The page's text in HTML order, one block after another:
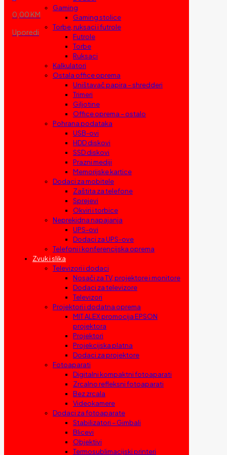
0,00 KM
Uporedi
Gaming
Gaming stolice
Torbe, ruksaci i futrole
Futrole
Torbe
Ruksaci
Kalkulatori
Ostala office oprema
Uništavač papira – shredderi
Trimeri
Giljotine
Office oprema – ostalo
Pohrana podataka
USB-ovi
HDD diskovi
SSD diskovi
Prazni mediji
Memorijske kartice
Dodaci za mobitele
Zaštita za telefone
Sprejevi
Okviri i torbice
Neprekidna napajanja
UPS-ovi
Dodaci za UPS-ove
Telefoni i konferencijska oprema
Zvuk i slika
Televizori i dodaci
Nosači za TV, projektore i monitore
Dodaci za televizore
Televizori
Projektori i dodatna oprema
MIT ALEX promocija EPSON
projektora
Projektori
Projekcijska platna
Dodaci za projektore
Fotoaparati
Digitalni kompaktni fotoaparati
Zrcalno refleksni fotoaparati
Bez zrcala
Videokamere
Dodaci za fotoaparate
Stabilizatori – Gimbali
Blicevi
Objektivi
Termosublimacijski printeri